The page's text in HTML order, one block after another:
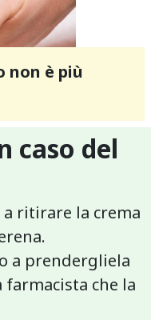
non è più
caso del
ritirare la crema
a prendergliela
che la